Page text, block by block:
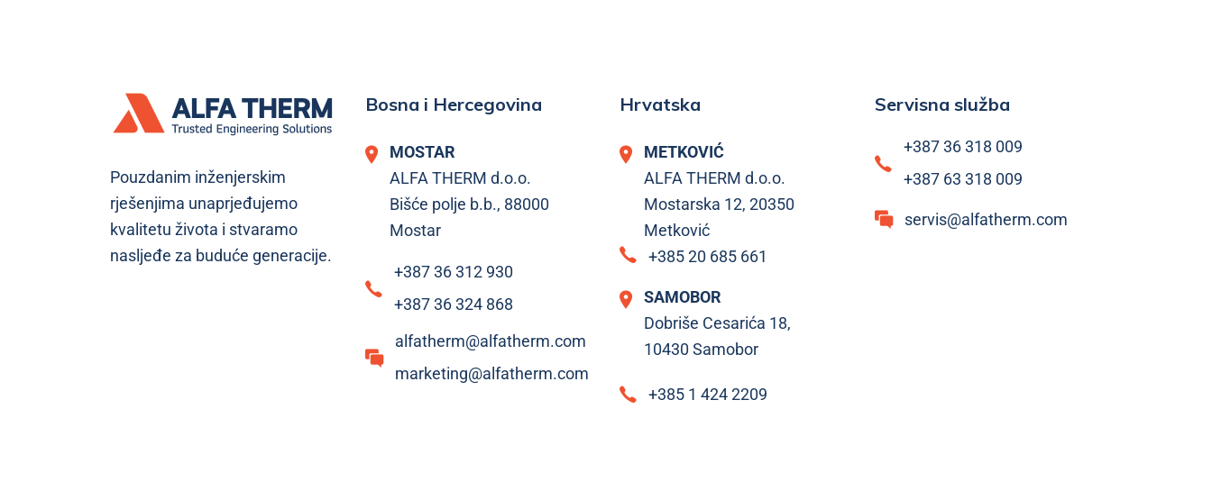
Pouzdanim inženjerskim
rješenjima unaprjeđujemo
kvalitetu života i stvaramo
nasljeđe za buduće generacije.
Bosna i Hercegovina
MOSTAR
ALFA THERM d.o.o.
Bišće polje b.b., 88000
Mostar
+387 36 312 930
+387 36 324 868
alfatherm@alfatherm.com
marketing@alfatherm.com
Hrvatska
METKOVIĆ
ALFA THERM d.o.o.
Mostarska 12, 20350
Metković
+385 20 685 661
SAMOBOR
Dobriše Cesarića 18,
10430 Samobor
+385 1 424 2209
Servisna služba
+387 36 318 009
+387 63 318 009
servis@alfatherm.com